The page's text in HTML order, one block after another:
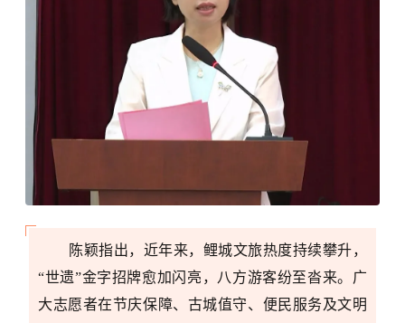
陈颖指出，近年来，鲤城文旅热度持续攀升，
“世遗”金字招牌愈加闪亮，八方游客纷至沓来。广
大志愿者在节庆保障、古城值守、便民服务及文明